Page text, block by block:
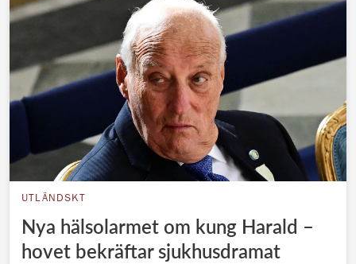
UTLÄNDSKT
Nya hälsolarmet om kung Harald –
hovet bekräftar sjukhusdramat